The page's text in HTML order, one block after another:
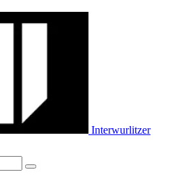
Interwurlitzer